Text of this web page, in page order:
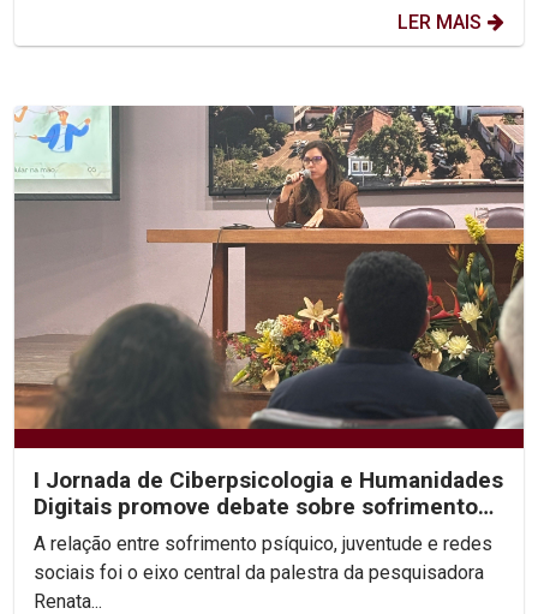
LER MAIS
I Jornada de Ciberpsicologia e Humanidades
Digitais promove debate sobre sofrimento
psíquico nas...
A relação entre sofrimento psíquico, juventude e redes
sociais foi o eixo central da palestra da pesquisadora
Renata...